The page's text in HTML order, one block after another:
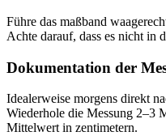
Führe das maßband
Achte darauf, dass es nicht in
Dokumentation der
Idealerweise morgens direkt
Wiederhole die Messung 2–3
Mittelwert in zentimetern.